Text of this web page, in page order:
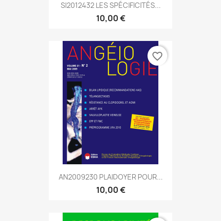
SI2012432 LES SPÉCIFICITÉS...
10,00 €
AN2009230 PLAIDOYER POUR...
10,00 €
favorite_border